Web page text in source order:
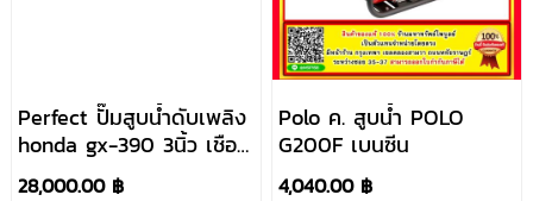
Perfect ปั๊มสูบน้ำดับเพลิง
honda gx-390 3นิ้ว เชือก
ดึง
28,000.00 ฿
Polo ค. สูบน้ำ POLO
G200F เบนซีน
4,040.00 ฿